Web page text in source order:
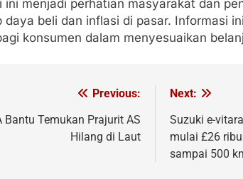
ini menjadi perhatian masyarakat dan
daya beli dan inflasi di pasar. Informasi
konsumen dalam menyesuaikan
Previous:
Bantu Temukan Prajurit AS
Hilang di Laut
Next:
Suzuki e-
mulai £26
sampai 500